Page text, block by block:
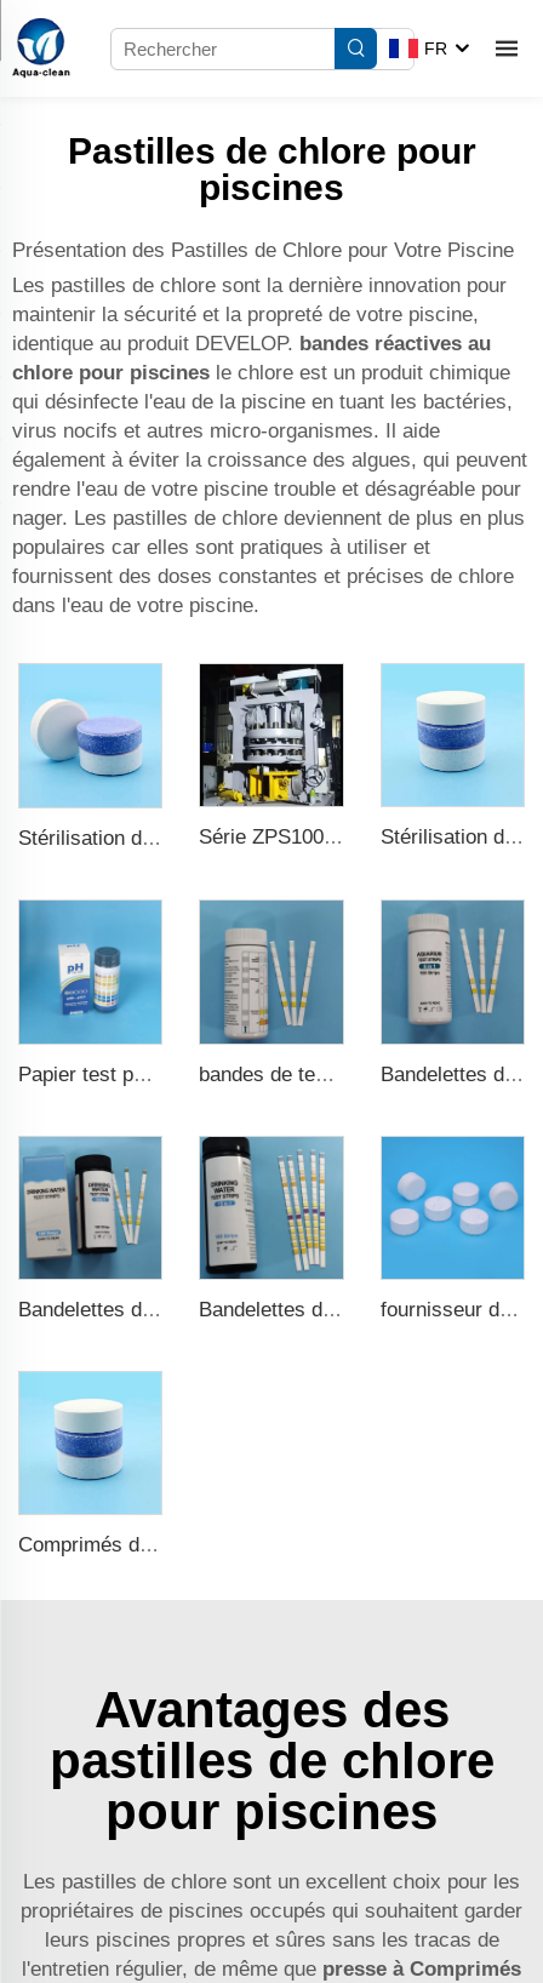
FR
Pastilles de chlore pour
piscines
Présentation des Pastilles de Chlore pour Votre Piscine
Les pastilles de chlore sont la dernière innovation pour
maintenir la sécurité et la propreté de votre piscine,
identique au produit DEVELOP. bandes réactives au
chlore pour piscines le chlore est un produit chimique
qui désinfecte l'eau de la piscine en tuant les bactéries,
virus nocifs et autres micro-organismes. Il aide
également à éviter la croissance des algues, qui peuvent
rendre l'eau de votre piscine trouble et désagréable pour
nager. Les pastilles de chlore deviennent de plus en plus
populaires car elles sont pratiques à utiliser et
fournissent des doses constantes et précises de chlore
dans l'eau de votre piscine.
Stérilisation de l'eau TCCA Comprimé de chlore Série ZPS100-10 Grande presse à comprimés rotative Stérilisation de l'eau TCCA Comprimé de chlore 3 pouces Acide trichloroisocyanurique
Papier test pH pH0-pH14 100 bandes pour test de piscine bandes de test pour eau de piscine 7 en 1 Bandelettes de test d'aquarium haute qualité 6 en 1 pour bassin de poissons
Bandelettes de test d'eau potable 9 en 1 Bandelettes de test de piscine rapides et précises 15 en 1 pour eau potable fournisseur de comprimés de chlore TCCA en vrac, désinfectant pour piscine
Comprimés de chlore TCCA pour piscine
Avantages des
pastilles de chlore
pour piscines
Les pastilles de chlore sont un excellent choix pour les
propriétaires de piscines occupés qui souhaitent garder
leurs piscines propres et sûres sans les tracas de
l'entretien régulier, de même que presse à Comprimés